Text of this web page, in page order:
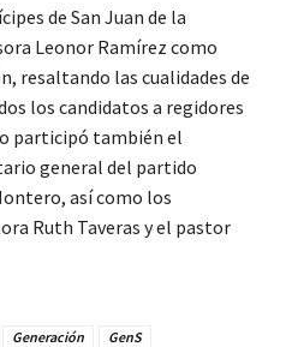
de San Juan de la
Leonor Ramírez como
resaltando las cualidades de
los candidatos a regidores
participó también el
general del partido
así como los
Ruth Taveras y el pastor
Generación GenS